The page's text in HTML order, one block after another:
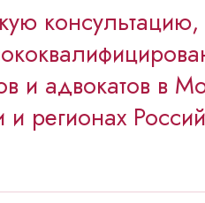
и адвокатов в
регионах